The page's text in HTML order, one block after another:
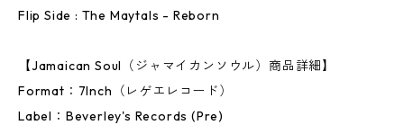
Flip Side : The Maytals - Reborn
【Jamaican Soul（ジャマイカンソウル）商品詳細】
Format：7Inch（レゲエレコード）
Label：Beverley's Records (Pre)